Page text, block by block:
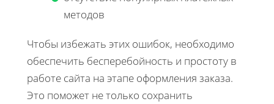
методов
Чтобы избежать этих ошибок, необходимо
обеспечить бесперебойность и простоту в
работе сайта на этапе оформления заказа.
Это поможет не только сохранить